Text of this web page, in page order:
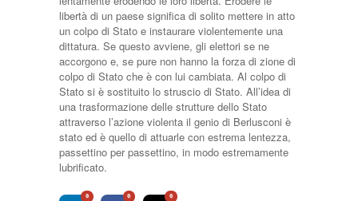
libertà di un paese significa di solito mettere in atto
un colpo di Stato e instaurare violentemente una
dittatura. Se questo avviene, gli elettori se ne
accorgono e, se pure non hanno la forza di zione di
colpo di Stato che è con lui cambiata. Al colpo di
Stato si è sostituito lo struscio di Stato. All’idea di
una trasformazione delle strutture dello Stato
attraverso l’azione violenta il genio di Berlusconi è
stato ed è quello di attuarle con estrema lentezza,
passettino per passettino, in modo estremamente
lubrificato.
0 0 0